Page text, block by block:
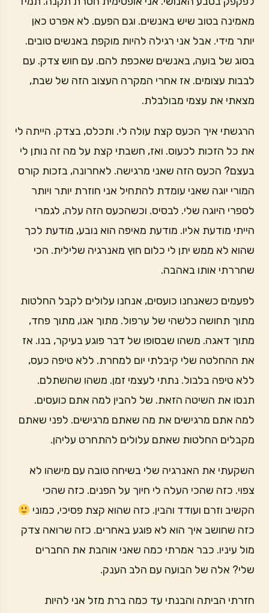
מאמינה בטוב שיש באנשים. וגם הפעם. לא אפרט כאן
יותר מידי. אבל אני רגילה להיות מוקפת באנשים טובים.
בסוג של בועה, באנשים שאכפת להם. עם חוש צדק. עם
לבבות עצומים. אז אחרי המקרה העצוב הזה של שבת,
מצאתי את עצמי מבולבלת.
הרגשתי איך הכעס קצת עולה לי. ותכלס, בצדק. הייתה לי
את כל הזכות לכעוס. ואז, חשבתי קצת על מה זה נותן לי
בעצם? הכעס הזה שאני מרגישה. לאחרונה, בזכות קורס
המורי יוגה שאני עומדת להתחיל אני חוזרת יותר ויותר
לספרי היוגה שלי. לבסיס. וכשהכעס הזה עלה, לגמרי
הייתי מודעת אליו. מודעת מאיפה הוא נובע, מודעת לכך
שהוא לא ממש יתן לי כלום חוץ מאנרגיה שלילית. הכי
שחררתי אותו באהבה.
לפעמים כשאנחנו כועסים, אנחנו עלולים לקבל החלטות
מתוך תחושה כלשהי של ערפול. מתוך אגו, מתוך פחד,
מתוך דאגה. משהו שבסופו של דבר פוגע בעיקר, בנו. אז
את ההחלטה שלי קיבלתי יום למחרת. ללא טיפה כעס,
ללא טיפה בלבול. נתתי לעצמי זמן. משהו שהשתלם.
תנסו את השיטה הזאת. של להבין למה אתם כועסים.
למה אתם מרגישים את מה שאתם מרגישים. לפני שאתם
מקבלים החלטות שאתם עלולים להתחרט עליהן.
השקעתי את האנרגיה שלי בשיחה טובה עם מישהו לא
צפוי. כזה שהכי העלה לי חיוך על הפנים. כזה שהכי
הקשיב וזרם ועודד והבין. כזה שהוא קצת פסיכי, כמוני
כזה שחושב איך הוא לא פוגע באחרים. כזה שרואה צדק
מול עיניו. כבר אמרתי כמה שאני אוהבת את החברים
שלי? אלה של הבועה עם הלב הענק.
חזרתי הביתה והבנתי עד כמה ברת מזל אני להיות